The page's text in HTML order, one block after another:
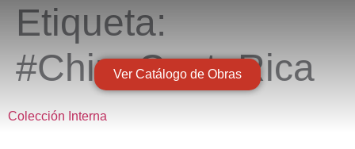
Ver Catálogo de Obras
Etiqueta:
#ChinaCostaRica
Colección Interna